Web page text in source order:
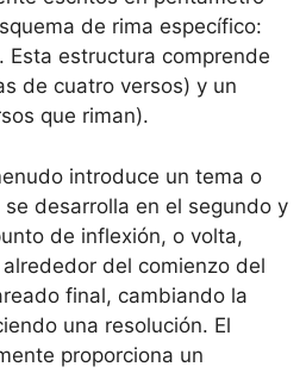
de rima específico:
Esta estructura comprende
de cuatro versos) y un
que riman).
introduce un tema o
desarrolla en el segundo y
de inflexión, o volta,
del comienzo del
final, cambiando la
una resolución. El
proporciona un